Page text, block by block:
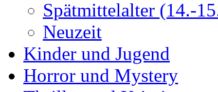
Spätmittelalter (14.-
Neuzeit
Kinder und Jugend
Horror und Mystery